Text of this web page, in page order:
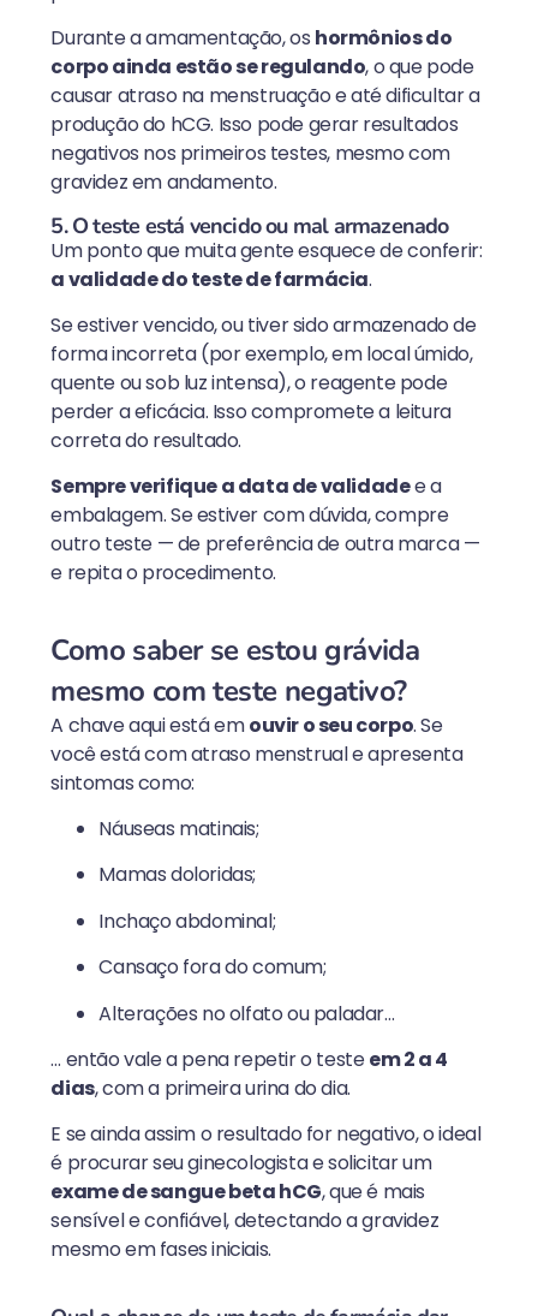
Durante a amamentação, os hormônios do
corpo ainda estão se regulando, o que pode
causar atraso na menstruação e até dificultar a
produção do hCG. Isso pode gerar resultados
negativos nos primeiros testes, mesmo com
gravidez em andamento.
5. O teste está vencido ou mal armazenado
Um ponto que muita gente esquece de conferir:
a validade do teste de farmácia.
Se estiver vencido, ou tiver sido armazenado de
forma incorreta (por exemplo, em local úmido,
quente ou sob luz intensa), o reagente pode
perder a eficácia. Isso compromete a leitura
correta do resultado.
Sempre verifique a data de validadee a
embalagem. Se estiver com dúvida, compre
outro teste — de preferência de outra marca —
e repita o procedimento.
Como saber se estou grávida
mesmo com teste negativo?
A chave aqui está emouvir o seu corpo. Se
você está com atraso menstrual e apresenta
sintomas como:
Náuseas matinais;
Mamas doloridas;
Inchaço abdominal;
Cansaço fora do comum;
Alterações no olfato ou paladar…
… então vale a pena repetir o testeem 2 a 4
dias, com a primeira urina do dia.
E se ainda assim o resultado for negativo, o ideal
é procurar seu ginecologista e solicitar um
exame de sangue beta hCG, que é mais
sensível e confiável, detectando a gravidez
mesmo em fases iniciais.